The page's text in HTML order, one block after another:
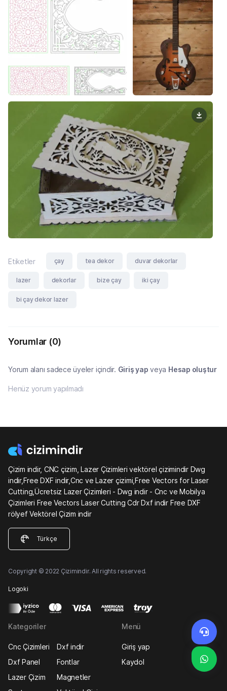
Etiketler çay tea dekor duvar dekorlar
lazer dekorlar bize çay iki çay
bi çay dekor lazer
Yorumlar (0)
Yorum alanı sadece üyeler içindir. Giriş yap veya Hesap oluştur
Henüz yorum yapılmadı
Çizim indir, CNC çizim, Lazer Çizimleri vektörel çizimindir Dwg
indir,Free DXF indir,Cnc ve Lazer çizimi,Free Vectors for Laser
Cutting,Ücretsiz Lazer Çizimleri - Dwg indir - Cnc ve Mobilya
Çizimleri Free Vectors Laser Cutting Cdr Dxf indir Free DXF
rölyef Vektörel Çizim indir
Türkçe
Copyright © 2022 Çizimindir. All rights reserved.
Logoki
Kategoriler
Cnc Çizimleri
Dxf indir
Dxf Panel
Fontlar
Lazer Çizim
Magnetler
Menü
Giriş yap
Kaydol